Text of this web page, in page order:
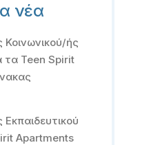
νέα
ής
τα Teen Spirit
Apartments